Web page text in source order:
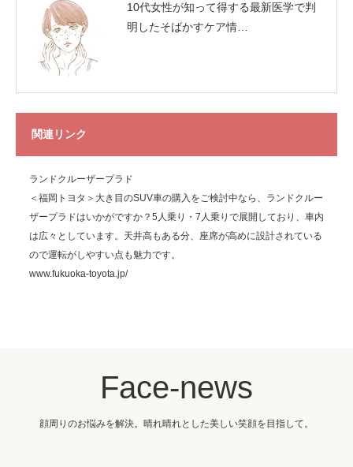
10代女性が知って得する最新医学で判
明したそばかすケア情…
関連リンク
ランドクルーザープラド
＜福岡トヨタ＞大き目のSUV車の購入をご検討中なら、ランドクルー
ザープラドはいかがですか？5人乗り・7人乗りで展開しており、車内
は広々としています。天井高もある分、座席が高めに設計されている
ので運転がしやすい点も魅力です。
www.fukuoka-toyota.jp/
Face-news
顔周りのお悩みを解決。晴れ晴れとした美しい笑顔を目指して。